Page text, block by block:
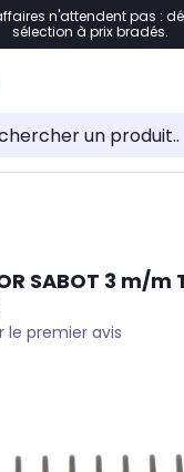
à la navigation
au pied de page
au chatbot
n'attendent pas :
sélection à prix bradés.
SABOT 3 m/m
le premier avis